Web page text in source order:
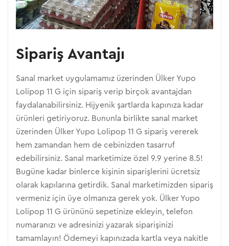
Sipariş Avantajı
Sanal market uygulamamız üzerinden Ülker Yupo
Lolipop 11 G için sipariş verip birçok avantajdan
faydalanabilirsiniz. Hijyenik şartlarda kapınıza kadar
ürünleri getiriyoruz. Bununla birlikte sanal market
üzerinden Ülker Yupo Lolipop 11 G sipariş vererek
hem zamandan hem de cebinizden tasarruf
edebilirsiniz. Sanal marketimize özel 9.9 yerine 8.5!
Bugüne kadar binlerce kişinin siparişlerini ücretsiz
olarak kapılarına getirdik. Sanal marketimizden sipariş
vermeniz için üye olmanıza gerek yok. Ülker Yupo
Lolipop 11 G ürününü sepetinize ekleyin, telefon
numaranızı ve adresinizi yazarak siparişinizi
tamamlayın! Ödemeyi kapınızada kartla veya nakitle